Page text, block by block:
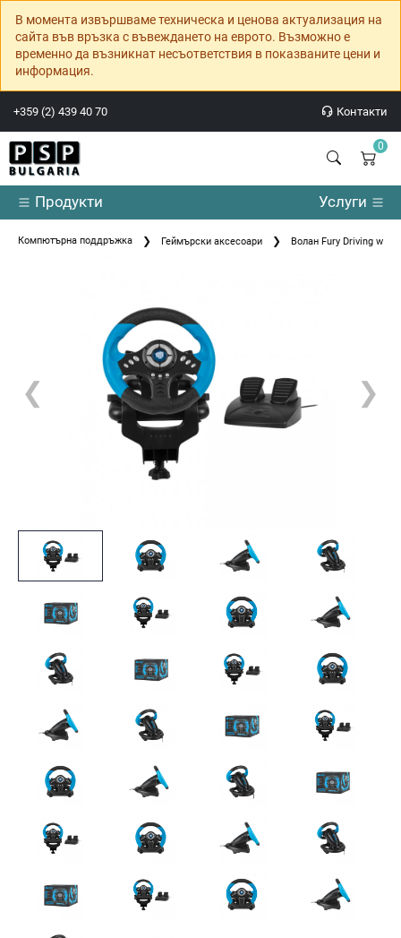
В момента извършваме техническа и ценова актуализация на
сайта във връзка с въвеждането на еврото. Възможно е
временно да възникнат несъответствия в показваните цени и
информация.
+359 (2) 439 40 70 Контакти
0
Продукти Услуги
Компютърна поддръжка Геймърски аксесоари Волан Fury Driving wheel
❮ ❯